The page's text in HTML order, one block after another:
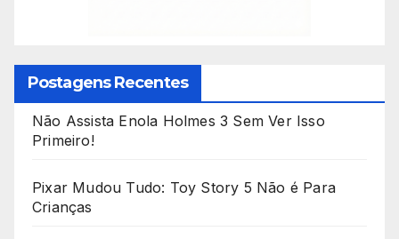
Postagens Recentes
Não Assista Enola Holmes 3 Sem Ver Isso
Primeiro!
Pixar Mudou Tudo: Toy Story 5 Não é Para
Crianças